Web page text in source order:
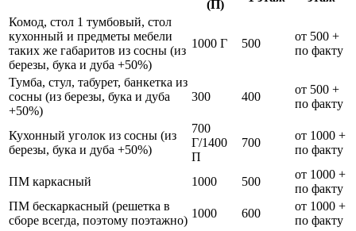
(П)
Комод, стол 1 тумбовый, стол
кухонный и предметы мебели
таких же габаритов из сосны (из
березы, бука и дуба +50%)
1000 Г 500
от 500 +
по факту
Тумба, стул, табурет, банкетка из
сосны (из березы, бука и дуба
+50%)
300 400
от 500 +
по факту
Кухонный уголок из сосны (из
березы, бука и дуба +50%)
700
Г/1400
П
700
от 1000 +
по факту
ПМ каркасный 1000 500
от 1000 +
по факту
ПМ бескаркасный (решетка в
сборе всегда, поэтому поэтажно)
1000 600
от 1000 +
по факту